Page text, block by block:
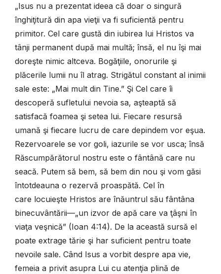
„Isus nu a prezentat ideea că doar o singură
înghiţitură din apa vieţii va fi suficientă pentru
primitor. Cel care gustă din iubirea lui Hristos va
tânji permanent după mai multă; însă, el nu îşi mai
doreşte nimic altceva. Bogăţiile, onorurile şi
plăcerile lumii nu îl atrag. Strigătul constant al inimii
sale este: „Mai mult din Tine.” Şi Cel care îi
descoperă sufletului nevoia sa, aşteaptă să
satisfacă foamea şi setea lui. Fiecare resursă
umană şi fiecare lucru de care depindem vor eşua.
Rezervoarele se vor goli, iazurile se vor usca; însă
Răscumpărătorul nostru este o fântână care nu
seacă. Putem să bem, să bem din nou şi vom găsi
întotdeauna o rezervă proaspătă. Cel în
care locuieşte Hristos are înăuntrul său fântâna
binecuvântării—„un izvor de apă care va ţâşni în
viaţa veşnică” (Ioan 4:14). De la această sursă el
poate extrage tărie şi har suficient pentru toate
nevoile sale. Când Isus a vorbit despre apa vie,
femeia a privit asupra Lui cu atenţia plină de